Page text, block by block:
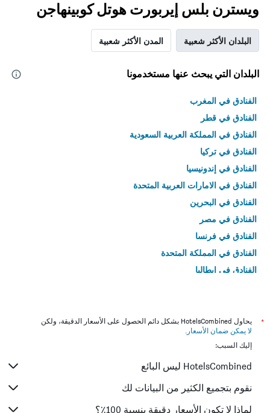
ويسترن بلس إيربورت هوتل كوبينهاجن
البلدان الأكثر شعبية المدن الأكثر شعبية
البلدان التي يبحث عنها مستخدمونا
الفنادق في المغرب
الفنادق في قطر
الفنادق في المملكة العربية السعودية
الفنادق في تركيا
الفنادق في إندونيسيا
الفنادق في الامارات العربية المتحدة
الفنادق في البحرين
الفنادق في مصر
الفنادق في فرنسا
الفنادق في المملكة المتحدة
الفنادق في إيطاليا
*
يحاول HotelsCombined بشكل دائم الحصول على الأسعار الدقيقة، ولكن
لا يمكن ضمان الأسعار .
إليك السبب:
HotelsCombined ليس البائع
نقوم بتجميع الكثير من البيانات لك
لماذا لا تكون الأسعار دقيقة بنسبة 100٪؟